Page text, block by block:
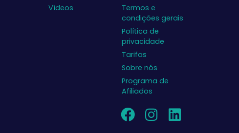
Vídeos
Termos e
condições gerais
Política de
privacidade
Tarifas
Sobre nós
Programa de
Afiliados